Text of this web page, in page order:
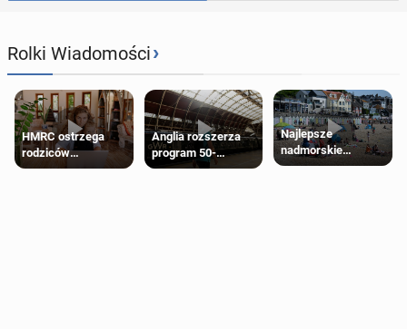
Rolki Wiadomości›
HMRC ostrzega
rodziców
pobierających Child
Anglia rozszerza
program 50-
procentowych
Najlepsze
nadmorskie
miasteczko blisko